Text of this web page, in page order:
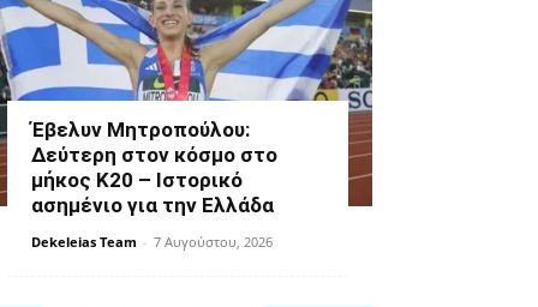
Έβελυν Μητροπούλου:
Δεύτερη στον κόσμο στο
μήκος Κ20 – Ιστορικό
ασημένιο για την Ελλάδα
Dekeleias Team - 7 Αυγούστου, 2026